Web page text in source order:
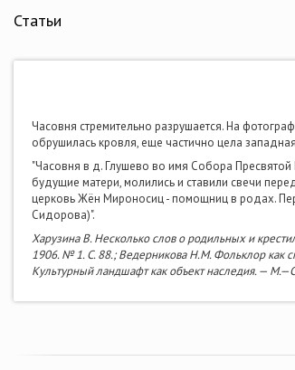
Статьи
Часовня стремительно разрушается. На
обрушилась кровля, еще частично цела
"Часовня в д. Глушево во имя Собора
будущие матери, молились и ставили свечи
церковь Жён Мироносиц - помощниц в родах.
Сидорова)".
Харузина В. Несколько слов о родильных и
1906. № 1. С. 88.; Ведерникова Н.М. Фольклор как
Культурный ландшафт как объект наследия. —